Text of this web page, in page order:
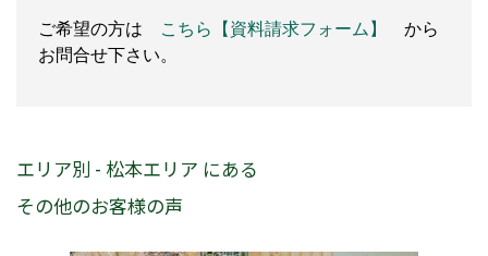
ご希望の方は こちら【資料請求フォーム】
から
お問合せ下さい。
エリア別 - 松本エリア にある
その他のお客様の声